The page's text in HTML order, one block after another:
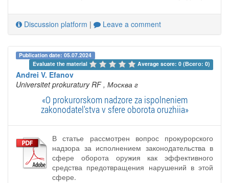
Discussion platform | Leave a comment
Publication date: 05.07.2024
Evaluate the material
Average score: 0 (Всего: 0)
Andrei V. Efanov
Universitet prokuratury RF , Москва г
«O prokurorskom nadzore za ispolneniem
zakonodatel'stva v sfere oborota oruzhiia»
В статье рассмотрен вопрос прокурорского
надзора за исполнением законодательства в
сфере оборота оружия как эффективного
средства предотвращения нарушений в этой
сфере.